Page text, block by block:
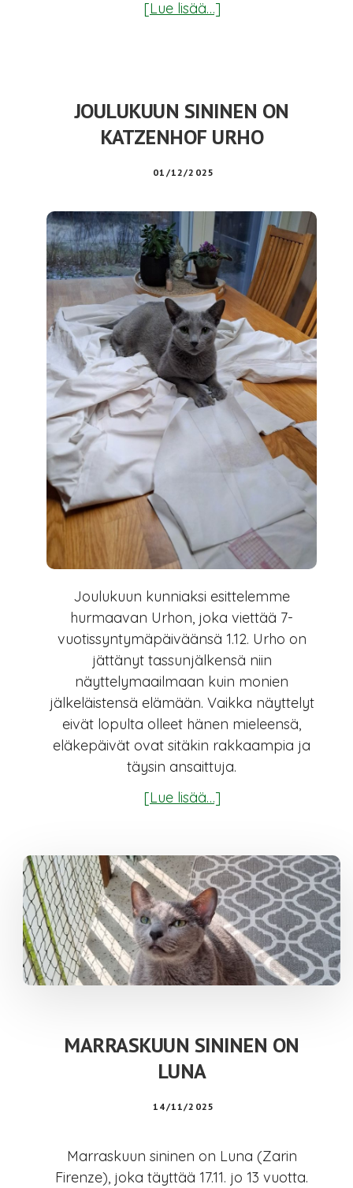
[Lue lisää…]tietoaTammikuun
JOULUKUUN SININEN ON
KATZENHOF URHO
01/12/2025
Joulukuun kunniaksi esittelemme
hurmaavan Urhon, joka viettää 7-
vuotissyntymäpäiväänsä 1.12. Urho on
jättänyt tassunjälkensä niin
näyttelymaailmaan kuin monien
jälkeläistensä elämään. Vaikka näyttelyt
eivät lopulta olleet hänen mieleensä,
eläkepäivät ovat sitäkin rakkaampia ja
täysin ansaittuja.
[Lue lisää…]tietoaJoulukuun
Katzenhof
Urho
MARRASKUUN SININEN ON
LUNA
14/11/2025
Marraskuun sininen on Luna (Zarin
Firenze), joka täyttää 17.11. jo 13 vuotta.